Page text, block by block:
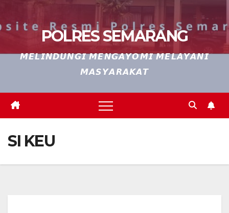
POLRES SEMARANG
𝙈𝙀𝙇𝙄𝙉𝘿𝙐𝙉𝙂𝙄 𝙈𝙀𝙉𝙂𝘼𝙔𝙊𝙈𝙄 𝙈𝙀𝙇𝘼𝙔𝘼𝙉𝙄
𝙈𝘼𝙎𝙔𝘼𝙍𝘼𝙆𝘼𝙏
SI KEU